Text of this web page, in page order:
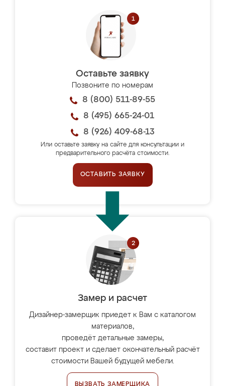
Оставьте заявку
Позвоните по номерам
8 (800) 511-89-55
8 (495) 665-24-01
8 (926) 409-68-13
Или оставьте заявку на сайте для консультации и
предварительного расчёта стоимости.
ОСТАВИТЬ ЗАЯВКУ
Замер и расчет
Дизайнер-замерщик приедет к Вам с каталогом
материалов,
проведёт детальные замеры,
составит проект и сделает окончательный расчёт
стоимости Вашей будущей мебели.
ВЫЗВАТЬ ЗАМЕРЩИКА